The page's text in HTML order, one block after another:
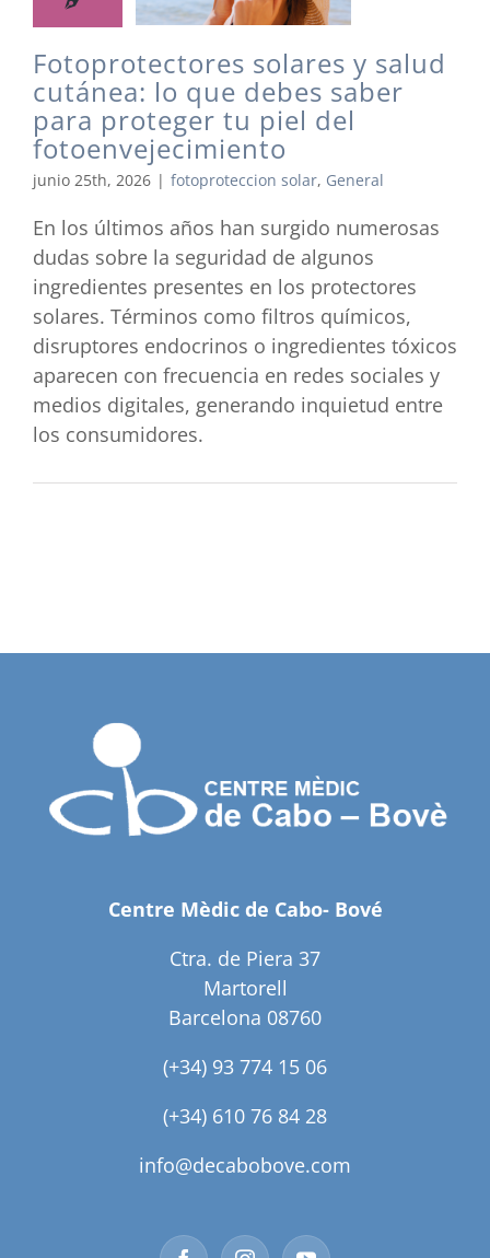
Fotoprotectores solares y salud
cutánea: lo que debes saber
para proteger tu piel del
fotoenvejecimiento
junio 25th, 2026 | fotoproteccion solar, General
En los últimos años han surgido numerosas
dudas sobre la seguridad de algunos
ingredientes presentes en los protectores
solares. Términos como filtros químicos,
disruptores endocrinos o ingredientes tóxicos
aparecen con frecuencia en redes sociales y
medios digitales, generando inquietud entre
los consumidores.
Centre Mèdic de Cabo- Bové
Ctra. de Piera 37
Martorell
Barcelona 08760
(+34) 93 774 15 06
(+34) 610 76 84 28
info@decabobove.com